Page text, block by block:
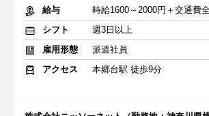
給与
時給1600～2000円＋交通費
シフト
週3日以上
雇用形態
派遣社員
アクセス
本郷台駅 徒歩9分